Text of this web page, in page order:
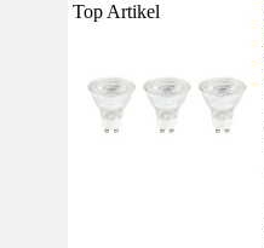
Top Artikel